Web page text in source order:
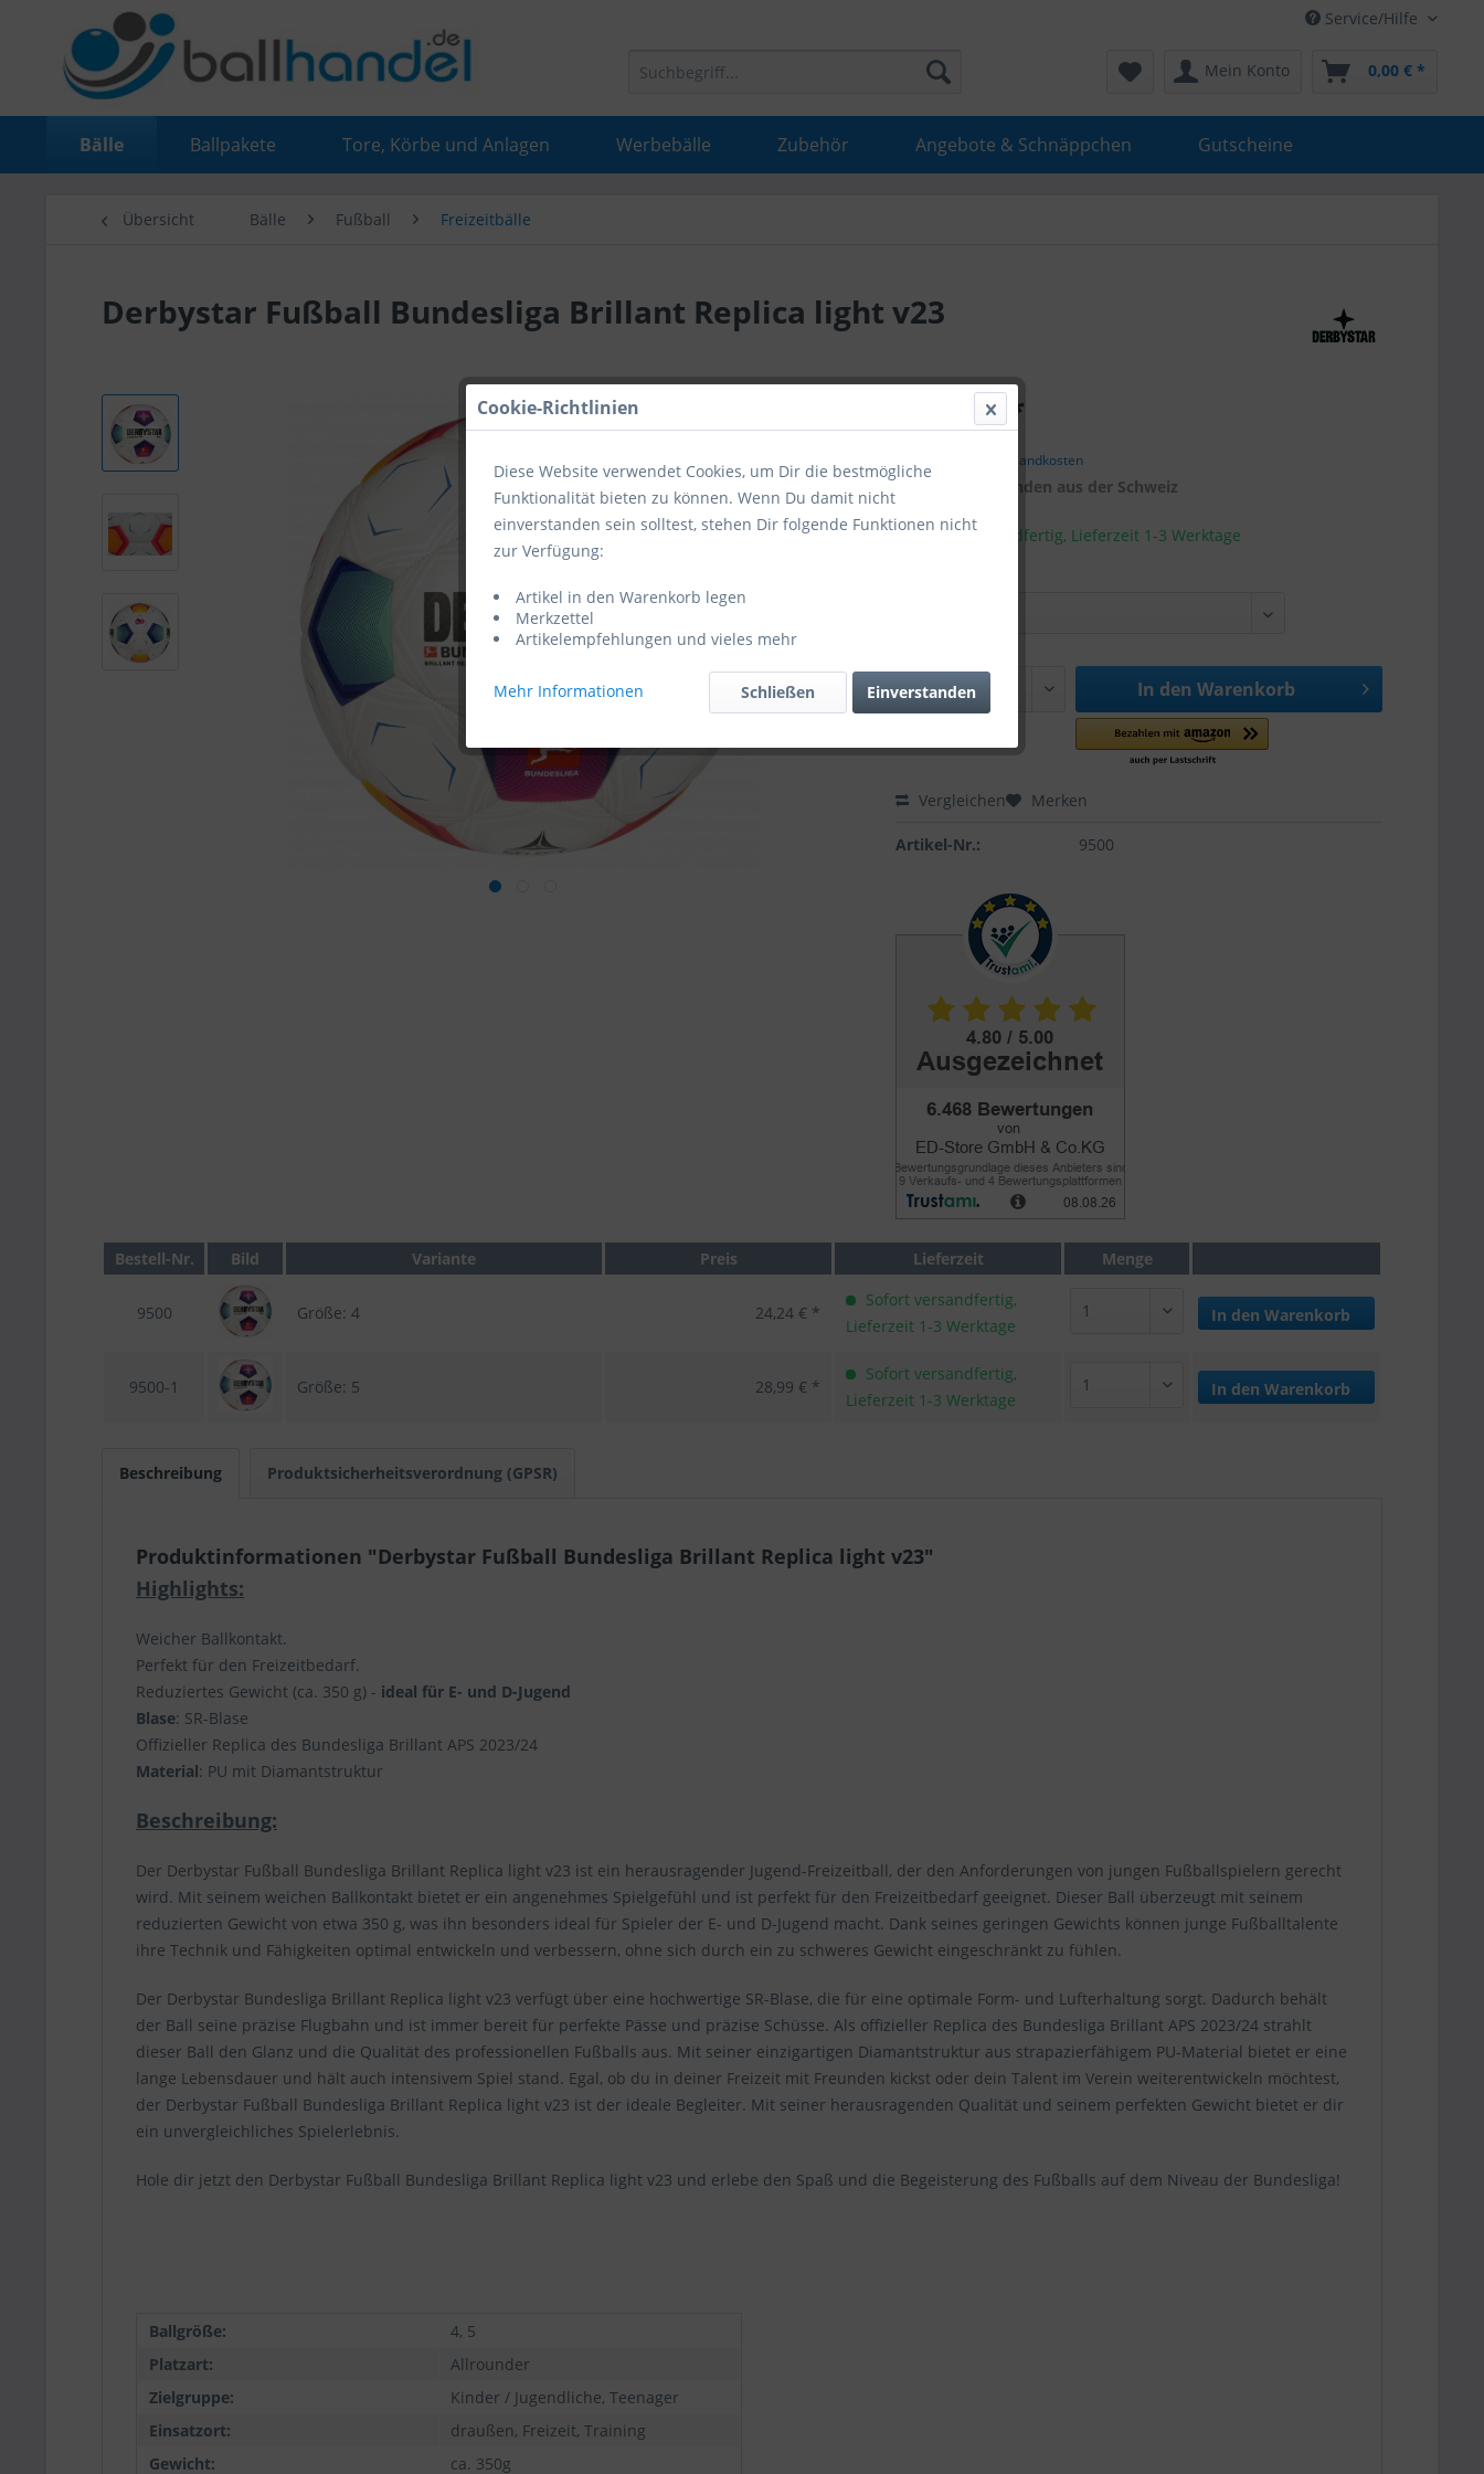
Service/Hilfe
Mein Konto 0,00 € *
Bälle Ballpakete Tore, Körbe und Anlagen Werbebälle Zubehör Angebote & Schnäppchen Gutscheine
Übersicht Bälle Fußball Freizeitbälle
Derbystar Fußball Bundesliga Brillant Replica light v23
24,24 € *
inkl. Versandkosten
Kunden aus der Schweiz
Sofort versandfertig, Lieferzeit 1-3 Werktage
In den Warenkorb
Vergleichen Merken
Artikel-Nr.: 9500
Bestell-Nr. Bild Variante Preis Lieferzeit Menge
9500 Größe: 4 24,24 € *
Sofort versandfertig,
Lieferzeit 1-3 Werktage
In den Warenkorb
9500-1 Größe: 5 28,99 € *
Sofort versandfertig,
Lieferzeit 1-3 Werktage
In den Warenkorb
Beschreibung Produktsicherheitsverordnung (GPSR)
Produktinformationen "Derbystar Fußball Bundesliga Brillant Replica light v23"
Highlights:
Weicher Ballkontakt.
Perfekt für den Freizeitbedarf.
Reduziertes Gewicht (ca. 350 g) - ideal für E- und D-Jugend
Blase: SR-Blase
Offizieller Replica des Bundesliga Brillant APS 2023/24
Material: PU mit Diamantstruktur
Beschreibung:
Der Derbystar Fußball Bundesliga Brillant Replica light v23 ist ein herausragender Jugend-Freizeitball, der den Anforderungen von jungen Fußballspielern gerecht
wird. Mit seinem weichen Ballkontakt bietet er ein angenehmes Spielgefühl und ist perfekt für den Freizeitbedarf geeignet. Dieser Ball überzeugt mit seinem
reduzierten Gewicht von etwa 350 g, was ihn besonders ideal für Spieler der E- und D-Jugend macht. Dank seines geringen Gewichts können junge Fußballtalente
ihre Technik und Fähigkeiten optimal entwickeln und verbessern, ohne sich durch ein zu schweres Gewicht eingeschränkt zu fühlen.
Der Derbystar Bundesliga Brillant Replica light v23 verfügt über eine hochwertige SR-Blase, die für eine optimale Form- und Lufterhaltung sorgt. Dadurch behält
der Ball seine präzise Flugbahn und ist immer bereit für perfekte Pässe und präzise Schüsse. Als offizieller Replica des Bundesliga Brillant APS 2023/24 strahlt
dieser Ball den Glanz und die Qualität des professionellen Fußballs aus. Mit seiner einzigartigen Diamantstruktur aus strapazierfähigem PU-Material bietet er eine
lange Lebensdauer und hält auch intensivem Spiel stand. Egal, ob du in deiner Freizeit mit Freunden kickst oder dein Talent im Verein weiterentwickeln möchtest,
der Derbystar Fußball Bundesliga Brillant Replica light v23 ist der ideale Begleiter. Mit seiner herausragenden Qualität und seinem perfekten Gewicht bietet er dir
ein unvergleichliches Spielerlebnis.
Hole dir jetzt den Derbystar Fußball Bundesliga Brillant Replica light v23 und erlebe den Spaß und die Begeisterung des Fußballs auf dem Niveau der Bundesliga!
Ballgröße:
4, 5
Platzart:
Allrounder
Zielgruppe:
Kinder / Jugendliche, Teenager
Einsatzort:
draußen, Freizeit, Training
Gewicht:
ca. 350g
Cookie-Richtlinien
Diese Website verwendet Cookies, um Dir die bestmögliche
Funktionalität bieten zu können. Wenn Du damit nicht
einverstanden sein solltest, stehen Dir folgende Funktionen nicht
zur Verfügung:
Artikel in den Warenkorb legen
Merkzettel
Artikelempfehlungen und vieles mehr
Mehr Informationen Einverstanden
Schließen